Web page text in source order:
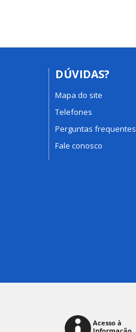
DÚVIDAS?
Mapa do site
Telefones
Perguntas frequentes
Fale conosco